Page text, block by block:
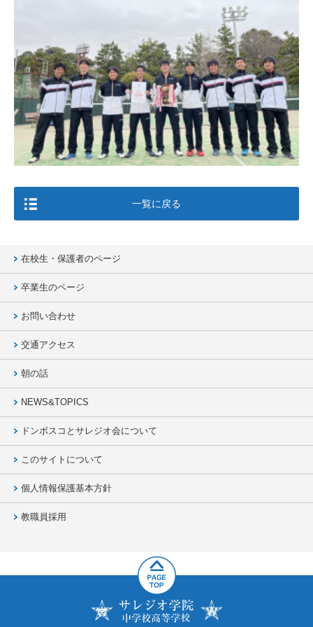
一覧に戻る
在校生・保護者のページ
卒業生のページ
お問い合わせ
交通アクセス
朝の話
NEWS&TOPICS
ドンボスコとサレジオ会について
このサイトについて
個人情報保護基本方針
教職員採用